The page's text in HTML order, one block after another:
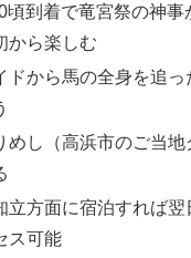
頃到着で竜宮祭の神事
から楽しむ
ドから馬の全身を追っ
めし（高浜市のご当地
立方面に宿泊すれば翌
ス可能